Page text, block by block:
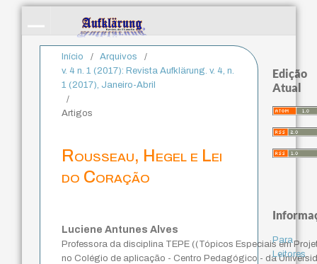
Início / Arquivos
/
v. 4 n. 1 (2017): Revista Aufklärung. v. 4, n.
1 (2017), Janeiro-Abril
/
Artigos
Rousseau, Hegel e Lei
do Coração
Luciene Antunes Alves
Professora da disciplina TEPE ((Tópicos Especiais em
no Colégio de aplicação - Centro Pedagógico - da
Edição
Atual
Para
Leitores